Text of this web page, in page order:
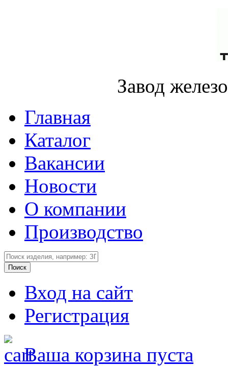
Завод
Главная
Каталог
Вакансии
Новости
О компании
Производство
Вход на сайт
Регистрация
Ваша корзина пуста